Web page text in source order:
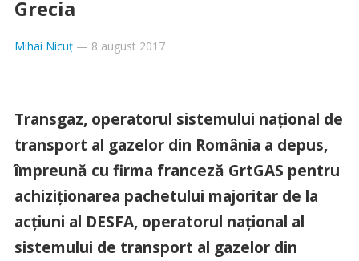
Grecia
Mihai Nicuț— 8 august 2017
Transgaz, operatorul sistemului naţional de
transport al gazelor din România a depus,
împreună cu firma franceză GrtGAS pentru
achiziţionarea pachetului majoritar de la
acţiuni al DESFA, operatorul naţional al
sistemului de transport al gazelor din